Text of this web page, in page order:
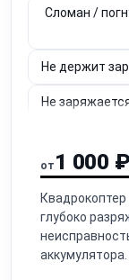
Сломан /
Не держит
Не
Не
Нет связи /
от 1 000 ₽
глубоко
аккумулятора.